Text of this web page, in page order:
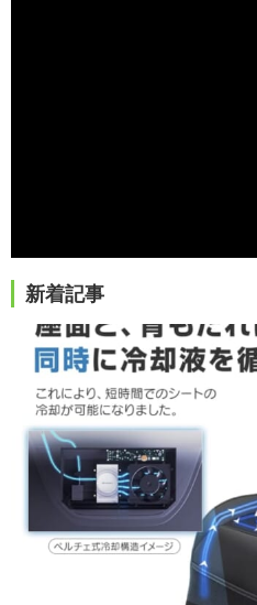
新着記事